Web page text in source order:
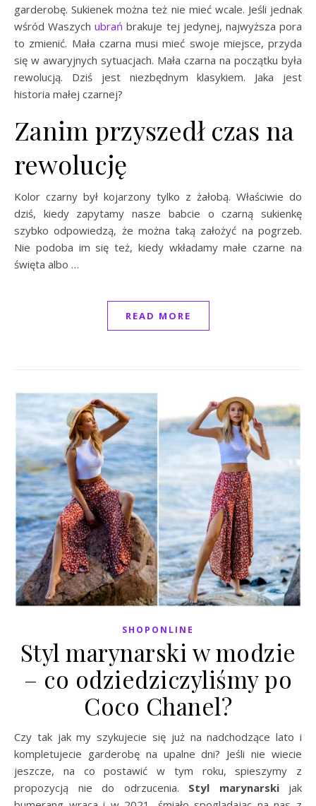
garderobę. Sukienek można też nie mieć wcale. Jeśli jednak
wśród Waszychubrań brakuje tej jedynej, najwyższa pora
to zmienić. Mała czarna musi mieć swoje miejsce, przyda
się w awaryjnych sytuacjach. Mała czarna na początku była
rewolucją. Dziś jest niezbędnym klasykiem. Jaka jest
historia małej czarnej?
Zanim przyszedł czas na
rewolucję
Kolor czarny był kojarzony tylko z żałobą. Właściwie do
dziś, kiedy zapytamy nasze babcie o czarną sukienkę
szybko odpowiedzą, że można taką założyć na pogrzeb.
Nie podoba im się też, kiedy wkładamy małe czarne na
święta albo …
READ MORE
SHOPONLINE
Styl marynarski w modzie
– co odziedziczyliśmy po
Coco Chanel?
Czy tak jak my szykujecie się już na nadchodzące lato i
kompletujecie garderobę na upalne dni? Jeśli nie wiecie
jeszcze, na co postawić w tym roku, spieszymy z
propozycją nie do odrzucenia. Styl marynarskijak